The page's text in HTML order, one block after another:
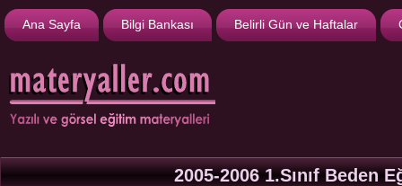
Ana Sayfa Bilgi Bankası Belirli Gün ve Haftalar
2005-2006 1.Sınıf Beden